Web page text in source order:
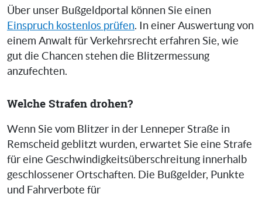
Über unser Bußgeldportal können Sie einen
Einspruch kostenlos prüfen. In einer Auswertung von
einem Anwalt für Verkehrsrecht erfahren Sie, wie
gut die Chancen stehen die Blitzermessung
anzufechten.
Welche Strafen drohen?
Wenn Sie vom Blitzer in der Lenneper Straße in
Remscheid geblitzt wurden, erwartet Sie eine Strafe
für eine Geschwindigkeitsüberschreitung innerhalb
geschlossener Ortschaften. Die Bußgelder, Punkte
und Fahrverbote für